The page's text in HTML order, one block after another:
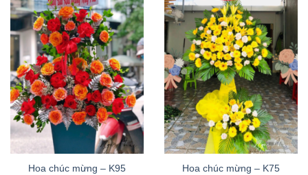
Hoa chúc mừng – K95
Hoa chúc mừng – K75